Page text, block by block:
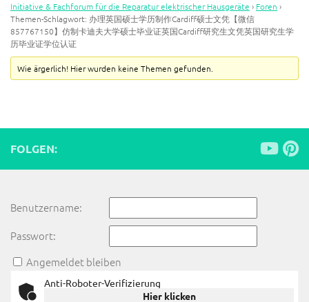
Initiative & Fachforum für die Reparatur elektrischer Hausgeräte › Foren ›
Themen-Schlagwort: 办理英国硕士学历制作Cardiff硕士文凭【微信
857767150】仿制卡迪夫大学硕士毕业证英国Cardiff研究生文凭英国研究生学
历毕业证学位认证
Wie ärgerlich! Hier wurden keine Themen gefunden.
FOLGEN:
Benutzername:
Passwort:
Angemeldet bleiben
Anti-Roboter-Verifizierung
Hier klicken